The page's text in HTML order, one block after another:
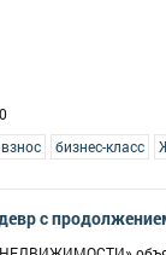
0
бизнес-класс
с